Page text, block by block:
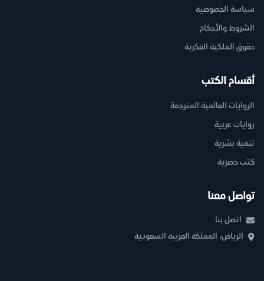
سياسة الخصوصية
الشروط والأحكام
حقوق الملكية الفكرية
أقسام الكتب
الروايات العالمية المترجمة
روايات عربية
تنمية بشرية
كتب حصرية
تواصل معنا
اتصل بنا
الرياض، المملكة العربية السعودية